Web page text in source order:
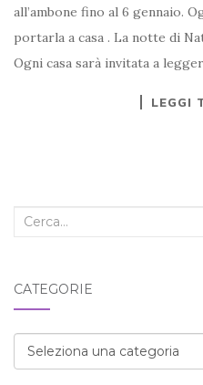
all’ambone fino al 6 gennaio.
portarla a casa . La notte di
Ogni casa sarà invitata a
LEGGI
Cerca
CATEGORIE
Categorie